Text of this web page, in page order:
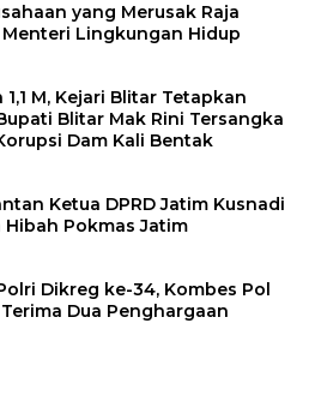
yang Merusak Raja
Lingkungan Hidup
M, Kejari Blitar Tetapkan
Blitar Mak Rini Tersangka
Dam Kali Bentak
Ketua DPRD Jatim Kusnadi
Hibah Pokmas Jatim
Dikreg ke-34, Kombes Pol
Dua Penghargaan